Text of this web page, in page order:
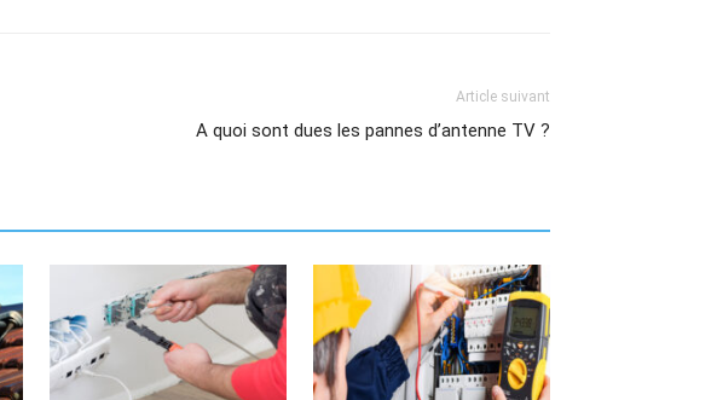
Article suivant
A quoi sont dues les pannes d’antenne TV ?